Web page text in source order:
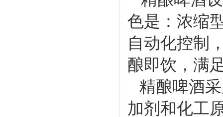
色是：浓缩
自动化控制
酿即饮，满
精酿啤酒
加剂和化工